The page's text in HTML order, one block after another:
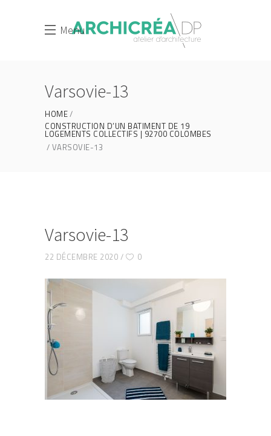
Menu
Varsovie-13
HOME
CONSTRUCTION D’UN BATIMENT DE 19
LOGEMENTS COLLECTIFS | 92700 COLOMBES
VARSOVIE-13
Varsovie-13
22 DÉCEMBRE 2020 0